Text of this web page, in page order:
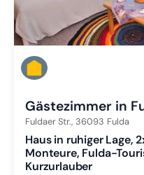
Gästezimmer in
Fuldaer Str., 36093 Fulda
Haus in ruhiger Lage,
Monteure, Fulda-
Kurzurlauber